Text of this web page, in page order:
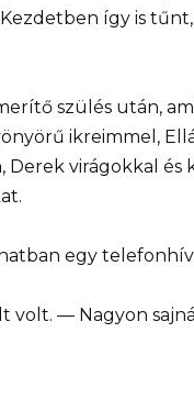
így is tűnt,
szülés után,
ikreimmel,
virágokkal és
egy
volt. — Nagyon